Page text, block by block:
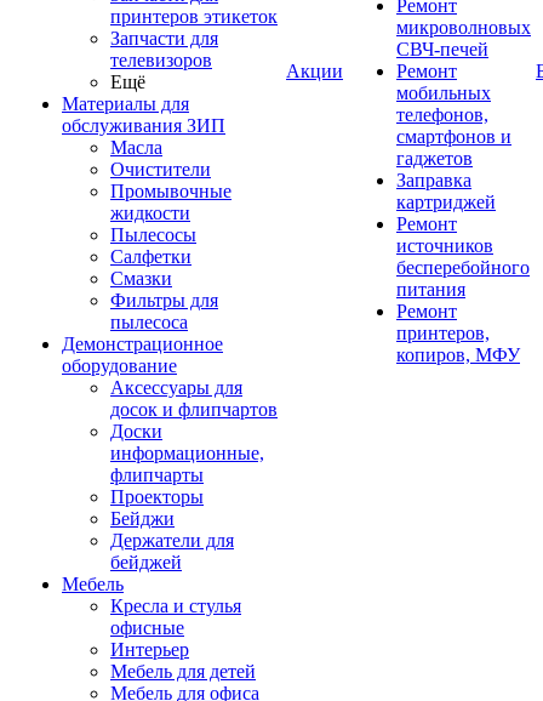
принтеров этикеток
Запчасти для
телевизоров
Ещё
Материалы для
обслуживания ЗИП
Масла
Очистители
Промывочные
жидкости
Пылесосы
Салфетки
Смазки
Фильтры для
пылесоса
Демонстрационное
оборудование
Аксессуары для
досок и флипчартов
Доски
информационные,
флипчарты
Проекторы
Бейджи
Держатели для
бейджей
Мебель
Кресла и стулья
офисные
Интерьер
Мебель для детей
Мебель для офиса
Акции
Ремонт
микроволновых
СВЧ-печей
Ремонт
мобильных
телефонов,
смартфонов и
гаджетов
Заправка
картриджей
Ремонт
источников
бесперебойного
питания
Ремонт
принтеров,
копиров, МФУ